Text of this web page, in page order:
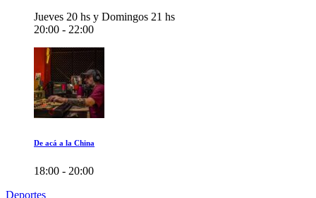
Jueves 20 hs y Domingos 21 hs
20:00 - 22:00
De acá a la China
18:00 - 20:00
Deportes